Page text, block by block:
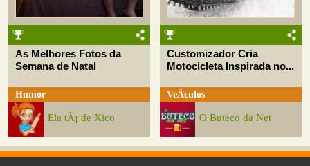
As Melhores Fotos da
Semana de Natal
Humor
Ela tÃ¡ de Xico
Customizador Cria
Motocicleta Inspirada no...
VeÃ­culos
O Buteco da Net